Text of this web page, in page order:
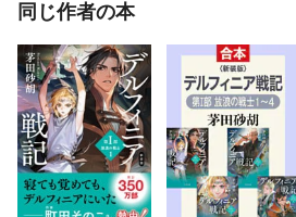
同じ作者の本